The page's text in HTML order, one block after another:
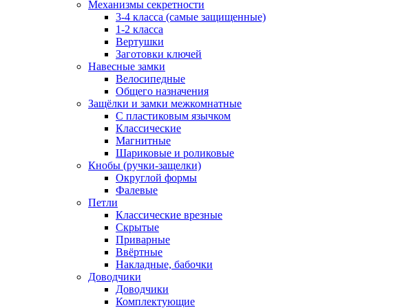
Механизмы секретности
3-4 класса (самые защищенные)
1-2 класса
Вертушки
Заготовки ключей
Навесные замки
Велосипедные
Общего назначения
Защёлки и замки межкомнатные
С пластиковым язычком
Классические
Магнитные
Шариковые и роликовые
Кнобы (ручки-защелки)
Округлой формы
Фалевые
Петли
Классические врезные
Скрытые
Приварные
Ввёртные
Накладные, бабочки
Доводчики
Доводчики
Комплектующие